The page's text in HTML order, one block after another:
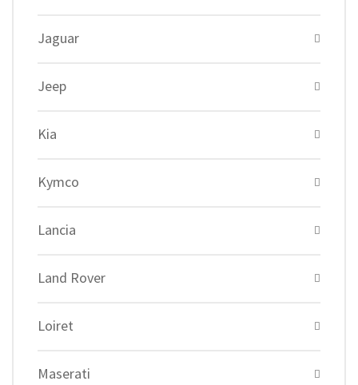
Jaguar
Jeep
Kia
Kymco
Lancia
Land Rover
Loiret
Maserati